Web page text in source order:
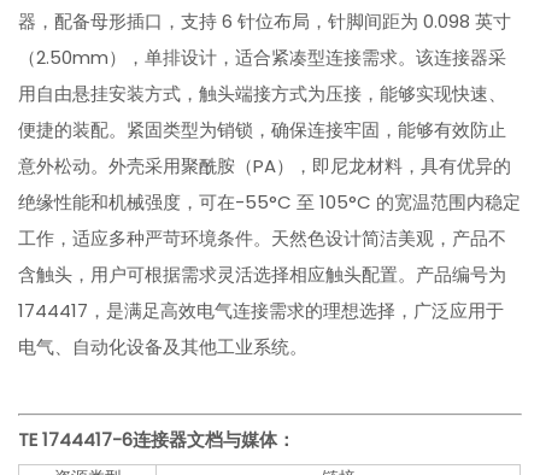
器，配备母形插口，支持 6 针位布局，针脚间距为 0.098 英寸
（2.50mm），单排设计，适合紧凑型连接需求。该连接器采
用自由悬挂安装方式，触头端接方式为压接，能够实现快速、
便捷的装配。紧固类型为销锁，确保连接牢固，能够有效防止
意外松动。外壳采用聚酰胺（PA），即尼龙材料，具有优异的
绝缘性能和机械强度，可在-55°C 至 105°C 的宽温范围内稳定
工作，适应多种严苛环境条件。天然色设计简洁美观，产品不
含触头，用户可根据需求灵活选择相应触头配置。产品编号为
1744417，是满足高效电气连接需求的理想选择，广泛应用于
电气、自动化设备及其他工业系统。
TE 1744417-6连接器文档与媒体：